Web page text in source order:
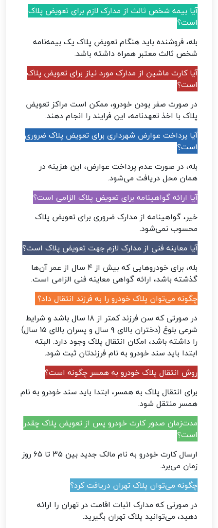
آیا بیمه شخص ثالث از مدارک لازم برای تعویض پلاک
است؟
بله، فروشنده باید هنگام تعویض پلاک یک بیمه‌نامه
شخص ثالث معتبر همراه داشته باشد.
آیا کارت ماشین از مدارک مورد نیاز برای تعویض پلاک
است؟
در صورت صفر بودن خودرو، ممکن است مراکز تعویض
پلاک با اخذ تعهدنامه، این فرایند را انجام دهند.
آیا پرداخت عوارض شهرداری برای تعویض پلاک ضروری
است؟
بله، در صورت عدم پرداخت عوارض، این هزینه در
همان محل دریافت می‌شود.
آیا ارائه گواهینامه برای تعویض پلاک الزامی است؟
خیر، گواهینامه از مدارک ضروری برای تعویض پلاک
محسوب نمی‌شود.
آیا معاینه فنی از مدارک لازم جهت تعویض پلاک است؟
بله، برای خودروهایی که بیش از ۴ سال از عمر آن‌ها
گذشته باشد، ارائه گواهی معاینه فنی الزامی است.
چگونه می‌توان پلاک خودرو را به فرزند انتقال داد؟
در صورتی که سن فرزند کمتر از ۱۸ سال باشد و شرایط
شرعی بلوغ (دختران بالای ۹ سال و پسران بالای ۱۵ سال)
را داشته باشد، امکان انتقال پلاک وجود دارد. البته
ابتدا باید سند خودرو به نام فرزندتان ثبت شود.
روش انتقال پلاک خودرو به همسر چگونه است؟
برای انتقال پلاک به همسر، ابتدا باید سند خودرو به نام
همسر منتقل شود.
مدت‌زمان صدور کارت خودرو پس از تعویض پلاک چقدر
است؟
ارسال کارت خودرو به نام مالک جدید بین ۳۵ تا ۶۵ روز
زمان می‌برد.
چگونه می‌توان پلاک تهران دریافت کرد؟
در صورتی که مدارک اثبات اقامت در تهران را ارائه
دهید، می‌توانید پلاک تهران بگیرید.